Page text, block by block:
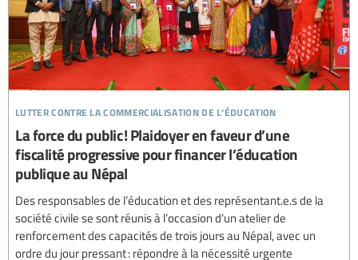
lutter contre la commercialisation de l’éducation
La force du public ! Plaidoyer en faveur d’une
fiscalité progressive pour financer l’éducation
publique au Népal
Des responsables de l’éducation et des représentant.e.s de la
société civile se sont réunis à l’occasion d’un atelier de
renforcement des capacités de trois jours au Népal, avec un
ordre du jour pressant : répondre à la nécessité urgente